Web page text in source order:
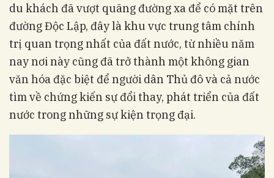
du khách đã vượt quãng đường xa để có mặt trên
đường Độc Lập, đây là khu vực trung tâm chính
trị quan trọng nhất của đất nước, từ nhiều năm
nay nơi này cũng đã trở thành một không gian
văn hóa đặc biệt để người dân Thủ đô và cả nước
tìm về chứng kiến sự đổi thay, phát triển của đất
nước trong những sự kiện trọng đại.